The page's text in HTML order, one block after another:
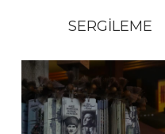
SERGİLEME